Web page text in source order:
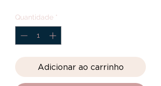
Quantidade *
Adicionar ao carrinho